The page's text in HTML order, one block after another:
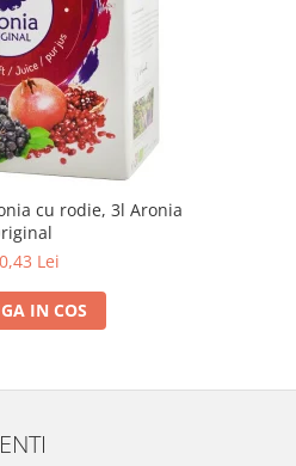
cu rodie, 3l Aronia
Lei
IN COS